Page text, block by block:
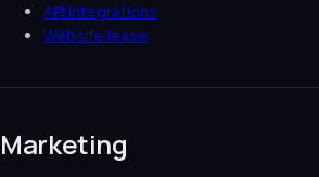
API integrations
Website lease
Marketing